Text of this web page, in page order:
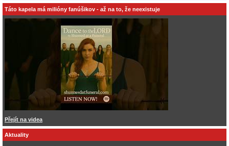
Táto kapela má milióny fanúšikov - až na to, že neexistuje
Přejít na videa
Aktuality